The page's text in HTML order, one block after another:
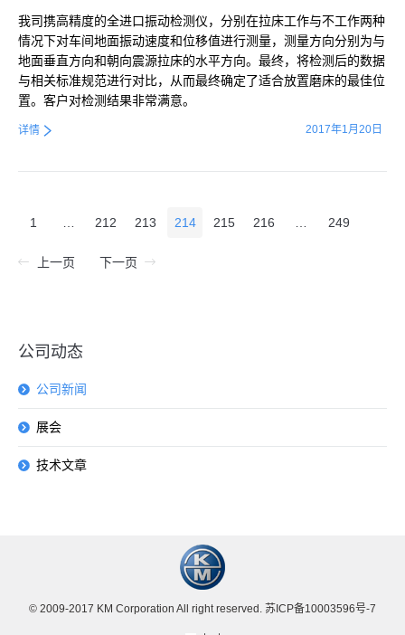
我司携高精度的全进口振动检测仪，分别在拉床工作与不工作两种
情况下对车间地面振动速度和位移值进行测量，测量方向分别为与
地面垂直方向和朝向震源拉床的水平方向。最终，将检测后的数据
与相关标准规范进行对比，从而最终确定了适合放置磨床的最佳位
置。客户对检测结果非常满意。
2017年1月20日
详情
1 212 213 214 215 216 249
上一页 下一页
公司动态
公司新闻
展会
技术文章
© 2009-2017 KM Corporation All right reserved. 苏ICP备10003596号-7